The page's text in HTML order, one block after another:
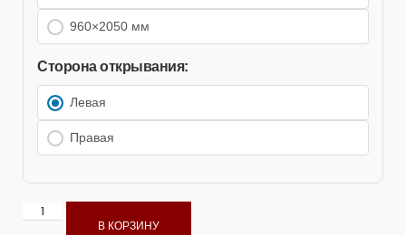
Размер
дверной
коробки
950*2050 мм
Сторона
открывания
двери
Тип отделки
двери
Металл / МДФ
960×2050 мм
Сторона открывания:
Левая
Правая
В КОРЗИНУ